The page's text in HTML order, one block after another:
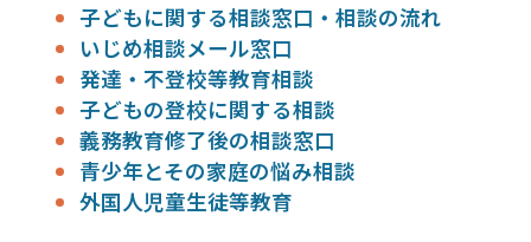
子どもに関する相談窓口・相談の流れ
いじめ相談メール窓口
発達・不登校等教育相談
子どもの登校に関する相談
義務教育修了後の相談窓口
青少年とその家庭の悩み相談
外国人児童生徒等教育